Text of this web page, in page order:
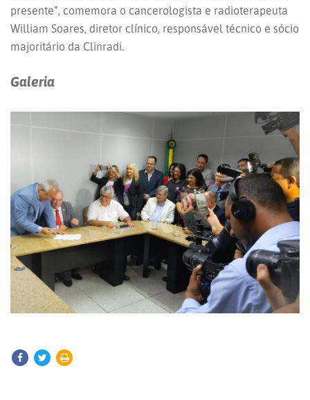
presente”, comemora o cancerologista e radioterapeuta
William Soares, diretor clínico, responsável técnico e sócio
majoritário da Clinradi.
Galeria